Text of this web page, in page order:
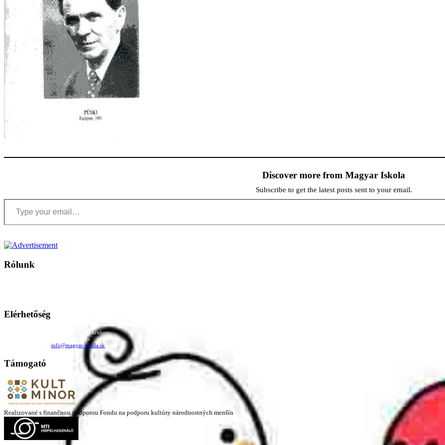
Discover more from Magyar Iskola
Subscribe to get the latest posts sent to your email.
Type your email…
Rólunk
Elérhetőség
Családi Kör Egyesület/Združenie rod. kruhov
Medzilaborecká 17, 82101 Bratislava
info@magyar-iskola.sk
Támogató
Realizované s finančnou podporou Fondu na podporu kultúry národnostných menšín